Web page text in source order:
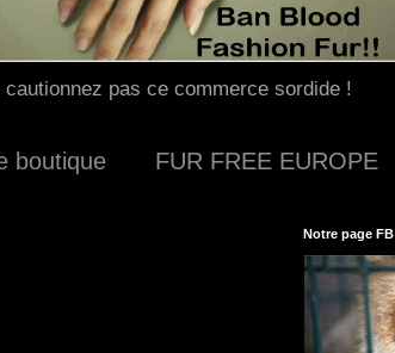
pas ce commerce sordide !
boutique FUR FREE EUROPE
Notre page FB